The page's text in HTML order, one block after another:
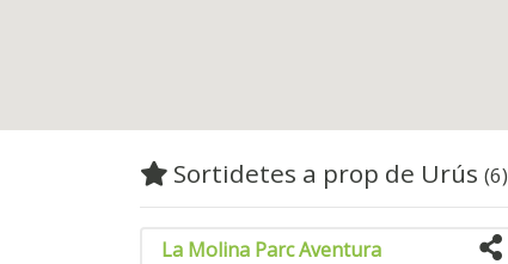
Sortidetes a prop de Urús (6)
La Molina Parc Aventura